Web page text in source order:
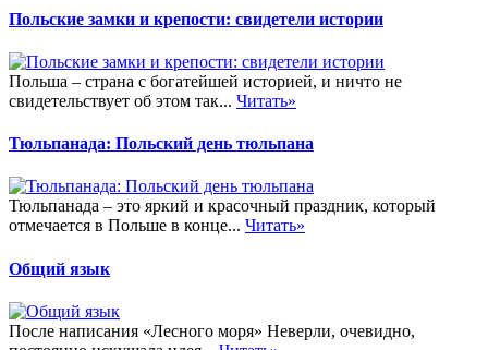
Польские замки и крепости: свидетели истории
Польша – страна с богатейшей историей, и ничто не
свидетельствует об этом так... Читать»
Тюльпанада: Польский день тюльпана
Тюльпанада – это яркий и красочный праздник, который
отмечается в Польше в конце... Читать»
Общий язык
После написания «Лесного моря» Неверли, очевидно,